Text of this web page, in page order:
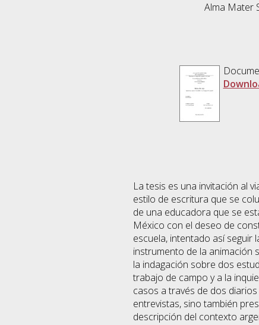
Alma Mater
La tesis es una invitación al
estilo de escritura que se
de una educadora que se
México con el deseo de
escuela, intentado así seguir
instrumento de la animación
la indagación sobre dos
trabajo de campo y a la
casos a través de dos
entrevistas, sino también
descripción del contexto